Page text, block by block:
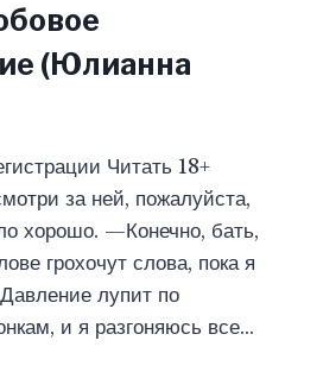
(Юлианна
Читать 18+
за ней, пожалуйста,
хорошо. —Конечно, бать,
грохочут слова, пока я
лупит по
и я разгоняюсь все…